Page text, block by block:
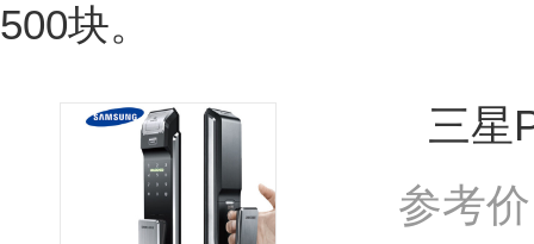
500块。
三星
参考